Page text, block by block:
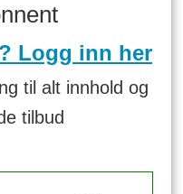
Logg inn her
til alt innhold og
tilbud